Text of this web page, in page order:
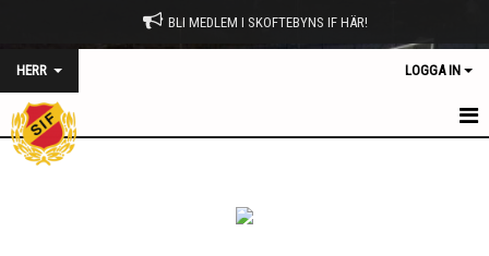
BLI MEDLEM I SKOFTEBYNS IF HÄR!
HERR LOGGA IN
HEM